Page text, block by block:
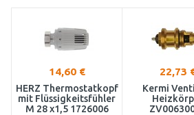
14,60 €
HERZ Thermostatkopf
mit Flüssigkeitsfühler
M 28 x1,5 1726006
22,73
Kermi